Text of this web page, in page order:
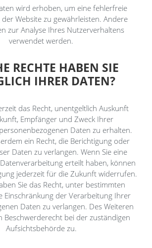
wird erhoben, um eine fehlerfreie
Website zu gewährleisten. Andere
zur Analyse Ihres Nutzerverhaltens
verwendet werden.
RECHTE HABEN SIE
IHRER DATEN?
das Recht, unentgeltlich Auskunft
Empfänger und Zweck Ihrer
Daten zu erhalten.
ein Recht, die Berichtigung oder
Daten zu verlangen. Wenn Sie eine
erteilt haben, können
jederzeit für die Zukunft widerrufen.
Sie das Recht, unter bestimmten
Einschränkung der Verarbeitung Ihrer
Daten zu verlangen. Des Weiteren
Beschwerderecht bei der zuständigen
Aufsichtsbehörde zu.